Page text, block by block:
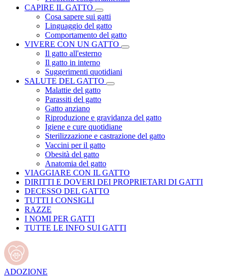
CAPIRE IL GATTO
Cosa sapere sui gatti
Linguaggio del gatto
Comportamento del gatto
VIVERE CON UN GATTO
Il gatto all'esterno
Il gatto in interno
Suggerimenti quotidiani
SALUTE DEL GATTO
Malattie del gatto
Parassiti del gatto
Gatto anziano
Riproduzione e gravidanza del gatto
Igiene e cure quotidiane
Sterilizzazione e castrazione del gatto
Vaccini per il gatto
Obesità del gatto
Anatomia del gatto
VIAGGIARE CON IL GATTO
DIRITTI E DOVERI DEI PROPRIETARI DI GATTI
DECESSO DEL GATTO
TUTTI I CONSIGLI
RAZZE
I NOMI PER GATTI
TUTTE LE INFO SUI GATTI
ADOZIONE